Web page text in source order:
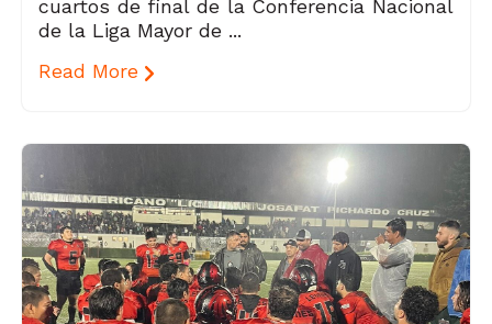
cuartos de final de la Conferencia Nacional
de la Liga Mayor de ...
Read More